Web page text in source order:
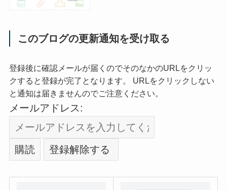
このブログの更新通知を受け取る
登録後に確認メールが届くのでそのなかのURLをクリッ
クすると登録が完了となります。 URLをクリックしない
と通知は届きませんのでご注意ください。
メールアドレス: